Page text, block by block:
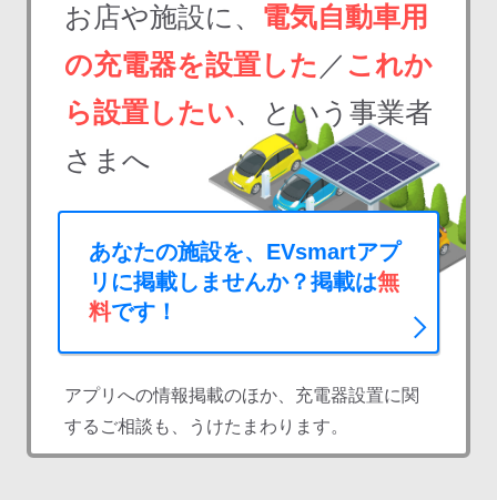
お店や施設に、 電気自動車用
の充電器を設置した ／ これか
ら設置したい、という事業者
さまへ
あなたの施設を、EVsmartアプ
リに掲載しませんか？掲載は無
料です！
アプリへの情報掲載のほか、充電器設置に関
するご相談も、うけたまわります。